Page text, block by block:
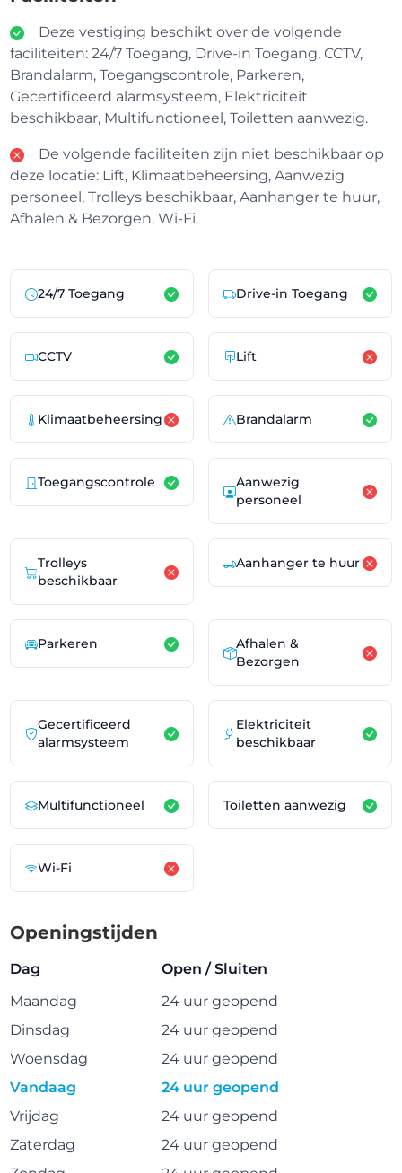
Deze vestiging beschikt over de volgende
faciliteiten: 24/7 Toegang, Drive-in Toegang, CCTV,
Brandalarm, Toegangscontrole, Parkeren,
Gecertificeerd alarmsysteem, Elektriciteit
beschikbaar, Multifunctioneel, Toiletten aanwezig.
De volgende faciliteiten zijn niet beschikbaar op
deze locatie: Lift, Klimaatbeheersing, Aanwezig
personeel, Trolleys beschikbaar, Aanhanger te huur,
Afhalen & Bezorgen, Wi-Fi.
24/7 Toegang Drive-in Toegang
CCTV Lift
Klimaatbeheersing Brandalarm
Toegangscontrole
Aanwezig
personeel
Trolleys
beschikbaar
Aanhanger te huur
Parkeren
Afhalen &
Bezorgen
Gecertificeerd
alarmsysteem
Elektriciteit
beschikbaar
Multifunctioneel Toiletten aanwezig
Wi-Fi
Openingstijden
Dag
Open / Sluiten
Maandag
24 uur geopend
Dinsdag
24 uur geopend
Woensdag
24 uur geopend
Vandaag
24 uur geopend
Vrijdag
24 uur geopend
Zaterdag
24 uur geopend